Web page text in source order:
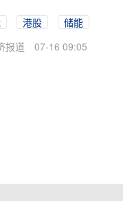
港股
储能
报道
07-16 09:05